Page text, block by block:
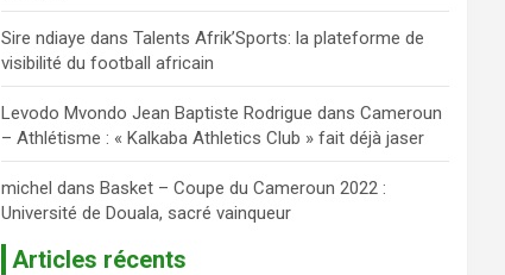
Sire ndiaye dansTalents Afrik’Sports: la plateforme de
visibilité du football africain
Levodo Mvondo Jean Baptiste Rodrigue dansCameroun
– Athlétisme : « Kalkaba Athletics Club » fait déjà jaser
michel dansBasket – Coupe du Cameroun 2022 :
Université de Douala, sacré vainqueur
Articles récents